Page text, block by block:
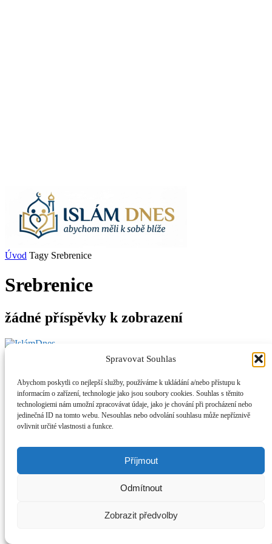
Spravovat Souhlas
Abychom poskytli co nejlepší služby, používáme k ukládání a/nebo přístupu k
informacím o zařízení, technologie jako jsou soubory cookies. Souhlas s těmito
technologiemi nám umožní zpracovávat údaje, jako je chování při procházení nebo
jedinečná ID na tomto webu. Nesouhlas nebo odvolání souhlasu může nepříznivě
ovlivnit určité vlastnosti a funkce.
Příjmout
Odmítnout
Zobrazit předvolby
Úvod Tagy Srebrenice
Srebrenice
žádné příspěvky k zobrazení
Provozovatel webu Islámská nadace v Praze. Blatská 1491 198 00
Kontaktujte nás:info@islam.cz
NÁSLEDUJ NÁS
© IslámDnes 2014 - 2025 Publikované názory se nemusí shodovat s
názory redakce.